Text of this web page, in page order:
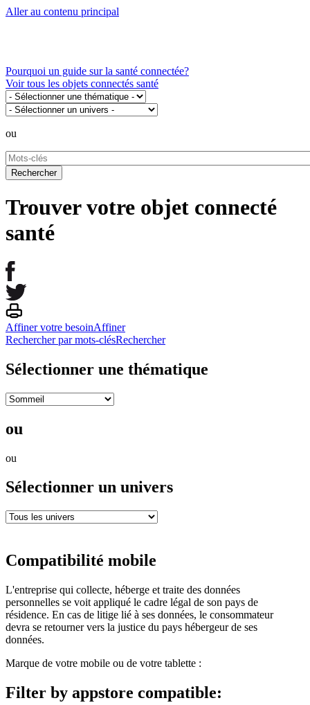
Aller au contenu principal
Pourquoi un guide sur la santé connectée?
Voir tous les objets connectés santé
ou
Trouver votre objet connecté
santé
Affiner votre besoinAffiner
Rechercher par mots-clésRechercher
Sélectionner une thématique
ou
ou
Sélectionner un univers
Compatibilité mobile
L'entreprise qui collecte, héberge et traite des données
personnelles se voit appliqué le cadre légal de son pays de
résidence. En cas de litige lié à ses données, le consommateur
devra se retourner vers la justice du pays hébergeur de ses
données.
Marque de votre mobile ou de votre tablette :
Filter by appstore compatible: